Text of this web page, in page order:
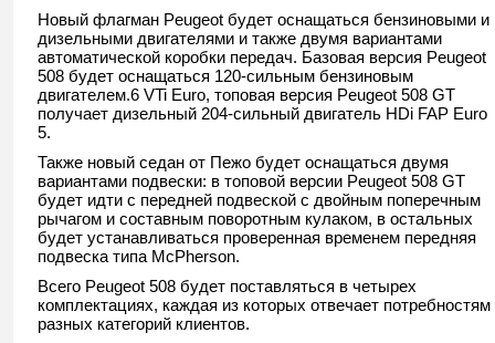
Новый флагман Peugeot будет оснащаться бензиновыми и
дизельными двигателями и также двумя вариантами
автоматической коробки передач. Базовая версия Peugeot
508 будет оснащаться 120-сильным бензиновым
двигателем.6 VTi Euro, топовая версия Peugeot 508 GT
получает дизельный 204-сильный двигатель HDi FAP Euro
5.
Также новый седан от Пежо будет оснащаться двумя
вариантами подвески: в топовой версии Peugeot 508 GT
будет идти с передней подвеской с двойным поперечным
рычагом и составным поворотным кулаком, в остальных
будет устанавливаться проверенная временем передняя
подвеска типа McPherson.
Всего Peugeot 508 будет поставляться в четырех
комплектациях, каждая из которых отвечает потребностям
разных категорий клиентов.